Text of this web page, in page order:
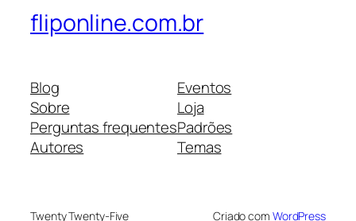
fliponline.com.br
Blog
Sobre
Perguntas frequentes
Autores
Eventos
Loja
Padrões
Temas
Twenty Twenty-Five Criado com WordPress